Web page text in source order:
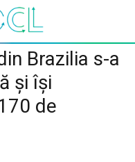
Brazilia s-a
și își
de